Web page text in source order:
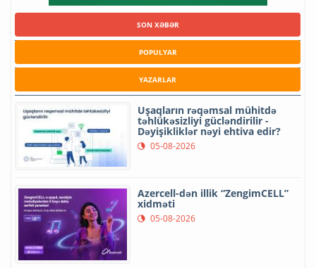
SON XƏBƏR
POPULYAR
YAZARLAR
Uşaqların rəqəmsal mühitdə
təhlükəsizliyi gücləndirilir -
Dəyişikliklər nəyi ehtiva edir?
05-08-2026
Azercell-dən illik “ZengimCELL”
xidməti
05-08-2026